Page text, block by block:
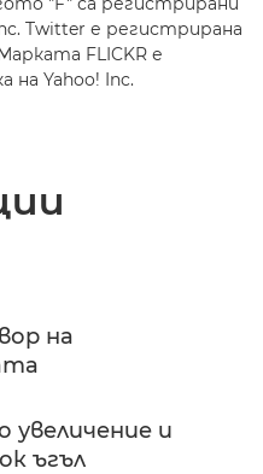
Twitter е регистрирана
FLICKR е
на Yahoo! Inc.
на
увеличение и
ъгъл